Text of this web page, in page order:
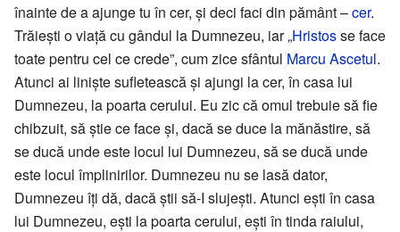
înainte de a ajunge tu în cer, și deci faci din pământ –cer.
Trăiești o viață cu gândul la Dumnezeu, iar „Hristosse face
toate pentru cel ce crede”, cum zice sfântul Marcu Ascetul.
Atunci ai liniște sufletească și ajungi la cer, în casa lui
Dumnezeu, la poarta cerului. Eu zic că omul trebuie să fie
chibzuit, să știe ce face și, dacă se duce la mănăstire, să
se ducă unde este locul lui Dumnezeu, să se ducă unde
este locul împlinirilor. Dumnezeu nu se lasă dator,
Dumnezeu îți dă, dacă știi să-I slujești. Atunci ești în casa
lui Dumnezeu, ești la poarta cerului, ești în tinda raiului,